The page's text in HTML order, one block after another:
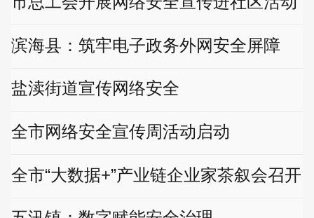
滨海县：筑牢电子政务外网安全屏障
盐渎街道宣传网络安全
全市网络安全宣传周活动启动
全市“大数据+”产业链企业家茶叙会召开